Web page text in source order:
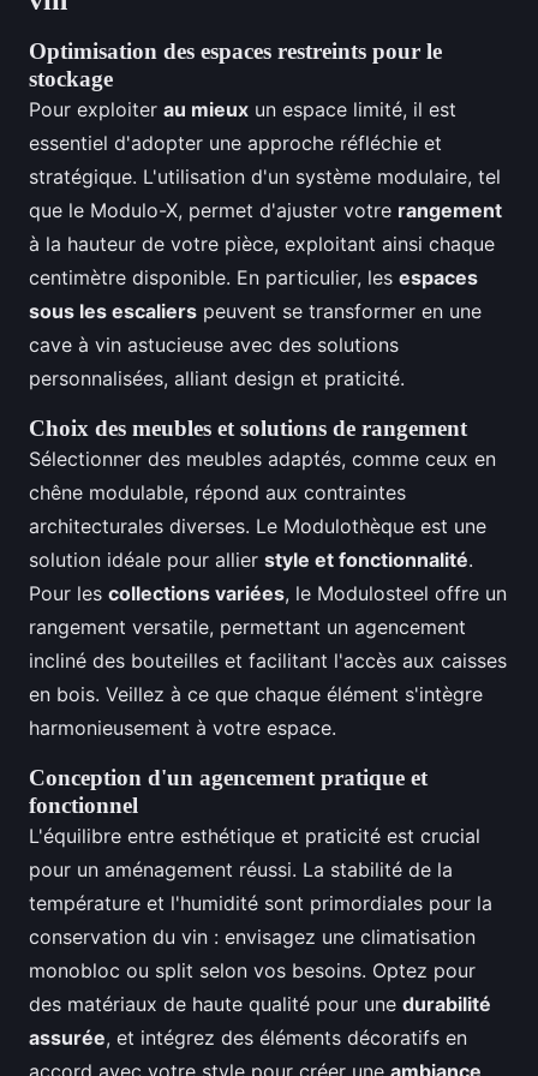
Optimisation des espaces restreints pour le
stockage
Pour exploiter au mieux un espace limité, il est
essentiel d'adopter une approche réfléchie et
stratégique. L'utilisation d'un système modulaire, tel
que le Modulo-X, permet d'ajuster votre rangement
à la hauteur de votre pièce, exploitant ainsi chaque
centimètre disponible. En particulier, les espaces
sous les escaliers peuvent se transformer en une
cave à vin astucieuse avec des solutions
personnalisées, alliant design et praticité.
Choix des meubles et solutions de rangement
Sélectionner des meubles adaptés, comme ceux en
chêne modulable, répond aux contraintes
architecturales diverses. Le Modulothèque est une
solution idéale pour allier style et fonctionnalité.
Pour les collections variées, le Modulosteel offre un
rangement versatile, permettant un agencement
incliné des bouteilles et facilitant l'accès aux caisses
en bois. Veillez à ce que chaque élément s'intègre
harmonieusement à votre espace.
Conception d'un agencement pratique et
fonctionnel
L'équilibre entre esthétique et praticité est crucial
pour un aménagement réussi. La stabilité de la
température et l'humidité sont primordiales pour la
conservation du vin : envisagez une climatisation
monobloc ou split selon vos besoins. Optez pour
des matériaux de haute qualité pour une durabilité
assurée, et intégrez des éléments décoratifs en